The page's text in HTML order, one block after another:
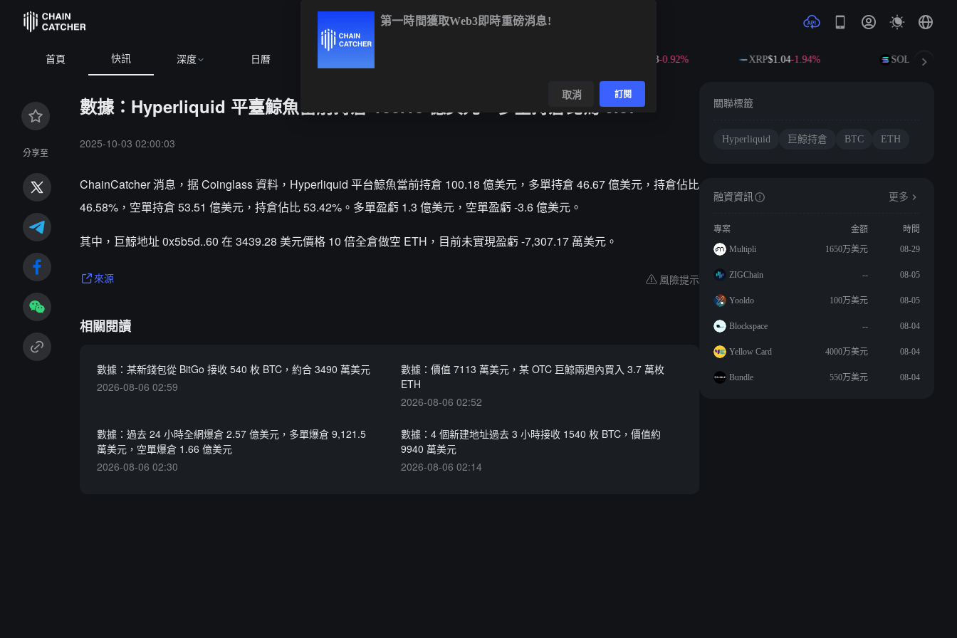
首頁 快訊 深度 日曆 -0.92% XRP$1.04-1.94% SOL$73.45
分享至
數據：Hyperliquid 平臺鯨魚當前持倉 100.18 億美元，多空持倉比為 0.87
2025-10-03 02:00:03
ChainCatcher 消息，据 Coinglass 資料，Hyperliquid 平台鯨魚當前持倉 100.18 億美元，多單持倉 46.67 億美元，持倉佔比
46.58%，空單持倉 53.51 億美元，持倉佔比 53.42%。多單盈虧 1.3 億美元，空單盈虧 -3.6 億美元。
其中，巨鯨地址 0x5b5d..60 在 3439.28 美元價格 10 倍全倉做空 ETH，目前未實現盈虧 -7,307.17 萬美元。
來源 風險提示
相關閱讀
數據：某新錢包從 BitGo 接收 540 枚 BTC，約合 3490 萬美元
2026-08-06 02:59
數據：價值 7113 萬美元，某 OTC 巨鯨兩週內買入 3.7 萬枚
ETH
2026-08-06 02:52
數據：過去 24 小時全網爆倉 2.57 億美元，多單爆倉 9,121.5
萬美元，空單爆倉 1.66 億美元
2026-08-06 02:30
數據：4 個新建地址過去 3 小時接收 1540 枚 BTC，價值約
9940 萬美元
2026-08-06 02:14
關聯標籤
Hyperliquid 巨鯨持倉 BTC ETH
融資資訊 更多
專案 金額
時間
Multipli
1650万美元 08-29
ZIGChain -- 08-05
Yooldo 100万美元 08-05
Blockspace -- 08-04
Yellow Card 4000万美元 08-04
Bundle 550万美元 08-04
第一時間獲取Web3即時重磅消息!
取消 訂閱